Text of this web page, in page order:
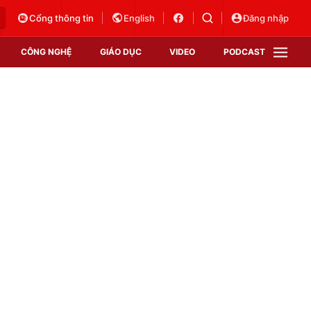
Cổng thông tin English Đăng nhập
CÔNG NGHỆ GIÁO DỤC VIDEO PODCAST